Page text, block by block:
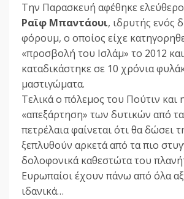
Την Παρασκευή αφέθηκε
Ραϊφ Μπαντάουι, ιδρυτής ενός
φόρουμ, ο οποίος είχε
«προσβολή του Ισλάμ» το 2012
καταδικάστηκε σε 10 χρόνια
μαστιγώματα.
Τελικά ο πόλεμος του Πούτιν και
«απεξάρτηση» των δυτικών από
πετρέλαια φαίνεται ότι θα δώσει
ξεπλυθούν αρκετά από τα πιο
δολοφονικά καθεστώτα του
Ευρωπαίοι έχουν πάνω από όλα
ιδανικά…